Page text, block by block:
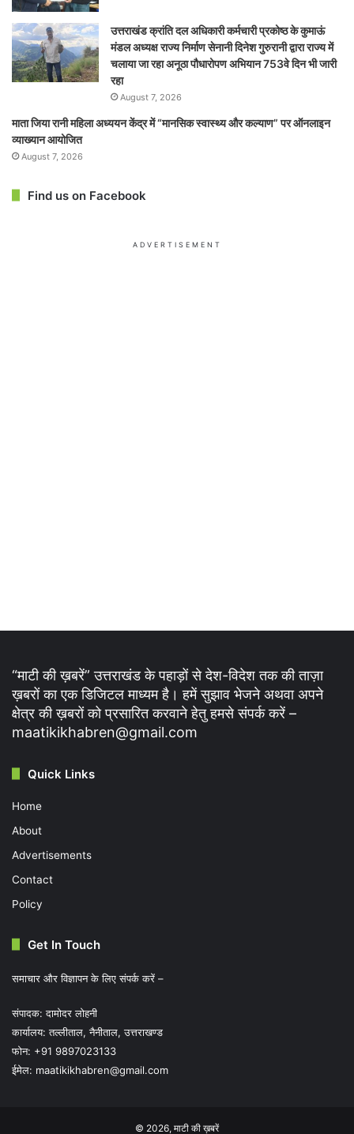
उत्तराखंड क्रांति दल अधिकारी कर्मचारी प्रकोष्ठ के कुमाऊं
मंडल अध्यक्ष राज्य निर्माण सेनानी दिनेश गुरुरानी द्वारा राज्य में
चलाया जा रहा अनूठा पौधारोपण अभियान 753वे दिन भी जारी
रहा
August 7, 2026
माता जिया रानी महिला अध्ययन केंद्र में “मानसिक स्वास्थ्य और कल्याण” पर ऑनलाइन
व्याख्यान आयोजित
August 7, 2026
Find us on Facebook
ADVERTISEMENT
“माटी की ख़बरें” उत्तराखंड के पहाड़ों से देश-विदेश तक की ताज़ा
ख़बरों का एक डिजिटल माध्यम है। हमें सुझाव भेजने अथवा अपने
क्षेत्र की ख़बरों को प्रसारित करवाने हेतु हमसे संपर्क करें –
maatikikhabren@gmail.com
Quick Links
Home
About
Advertisements
Contact
Policy
Get In Touch
समाचार और विज्ञापन के लिए संपर्क करें –
संपादक: दामोदर लोहनी
कार्यालय: तल्लीताल, नैनीताल, उत्तराखण्ड
फोन: +91 9897023133
ईमेल: maatikikhabren@gmail.com
© 2026, माटी की ख़बरें